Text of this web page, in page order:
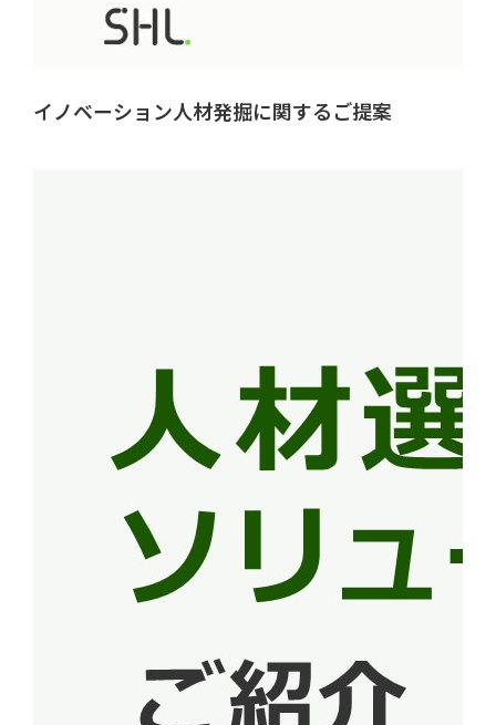
イノベーション人材発掘に関するご提案